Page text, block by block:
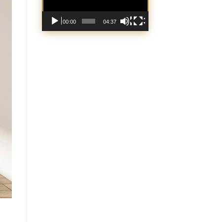
00:00 04:37